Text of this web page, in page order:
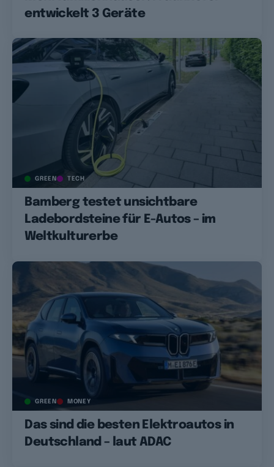
entwickelt 3 Geräte
GREEN TECH
Bamberg testet unsichtbare
Ladebordsteine für E-Autos – im
Weltkulturerbe
GREEN MONEY
Das sind die besten Elektroautos in
Deutschland – laut ADAC